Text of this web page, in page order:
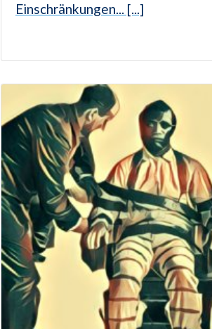
Einschränkungen... [...]